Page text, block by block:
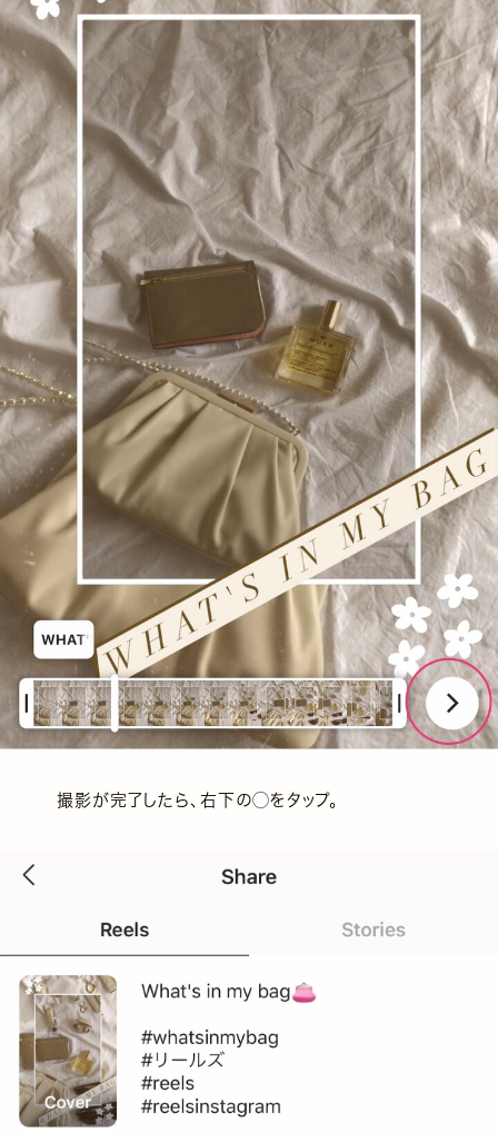
撮影が完了したら、右下の◯をタップ。